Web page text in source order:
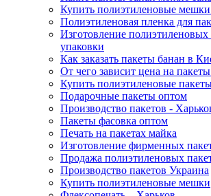
Купить полиэтиленовые
Полиэтиленовая пленка для
Изготовление полиэтиленовых
упаковки
Как заказать пакеты банан в
От чего зависит цена на
Купить полиэтиленовые
Подарочные пакеты оптом
Производство пакетов -
Пакеты фасовка оптом
Печать на пакетах майка
Изготовление фирменных
Продажа полиэтиленовых
Производство пакетов Украина
Купить полиэтиленовые мешки